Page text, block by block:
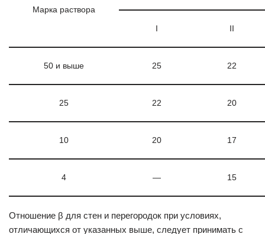
Марка раствора
50 и выше 25 22
25 22 20
10 20 17
4 — 15
Отношение β для стен и перегородок при условиях,
отличающихся от указанных выше, следует принимать с